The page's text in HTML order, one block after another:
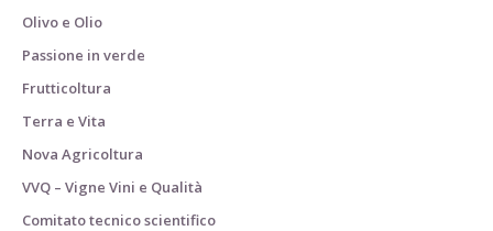
Olivo e Olio
Passione in verde
Frutticoltura
Terra e Vita
Nova Agricoltura
VVQ – Vigne Vini e Qualità
Comitato tecnico scientifico